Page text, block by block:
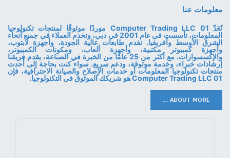
معلومات عنا
تُعَدّ 01 Computer Trading LLC موردًا موثوقًا لمنتجات تكنولوجيا
المعلومات، تأسست في عام 2001 في دبي، وتخدم العملاء في جميع أنحاء
الشرق الأوسط وأفريقيا. نقدم طابعات عالية الجودة، وأجهزة لابتوب،
وأجهزة كمبيوتر مكتبية، وأجهزة ألعاب، ومكونات الكمبيوتر،
والإكسسوارات. مع أكثر من 25 عامًا من الخبرة في الصناعة، يقدم فريقنا
إرشادات خبراء، وخدمة موثوقة، ودعم سريع. سواء كنت بحاجة إلى أحدث
منتجات تكنولوجيا المعلومات أو خدمات الإصلاح والصيانة الاحترافية، فإن
01 Computer Trading LLC هو شريكك الموثوق في التكنولوجيا.
ABOUT MORE ...